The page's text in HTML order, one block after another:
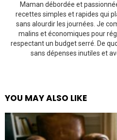
Maman débordée et
recettes simples et rapides qui
sans alourdir les journées. Je
malins et économiques pour
respectant un budget serré. De
sans dépenses inutiles et
YOU MAY ALSO LIKE